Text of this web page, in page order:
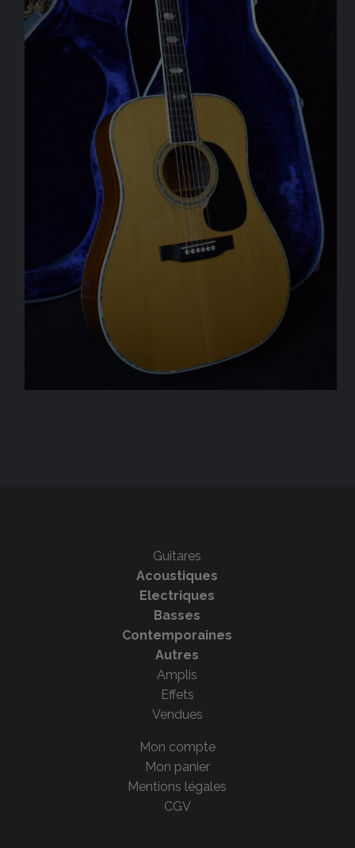
Guitares
Acoustiques
Electriques
Basses
Contemporaines
Autres
Amplis
Effets
Vendues
Mon compte
Mon panier
Mentions légales
CGV